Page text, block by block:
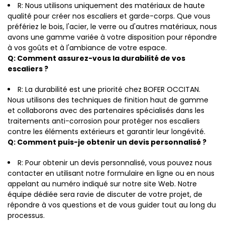
R: Nous utilisons uniquement des matériaux de haute
qualité pour créer nos escaliers et garde-corps. Que vous
préfériez le bois, l'acier, le verre ou d'autres matériaux, nous
avons une gamme variée à votre disposition pour répondre
à vos goûts et à l'ambiance de votre espace.
Q: Comment assurez-vous la durabilité de vos
escaliers ?
R: La durabilité est une priorité chez BOFER OCCITAN.
Nous utilisons des techniques de finition haut de gamme
et collaborons avec des partenaires spécialisés dans les
traitements anti-corrosion pour protéger nos escaliers
contre les éléments extérieurs et garantir leur longévité.
Q: Comment puis-je obtenir un devis personnalisé ?
R: Pour obtenir un devis personnalisé, vous pouvez nous
contacter en utilisant notre formulaire en ligne ou en nous
appelant au numéro indiqué sur notre site Web. Notre
équipe dédiée sera ravie de discuter de votre projet, de
répondre à vos questions et de vous guider tout au long du
processus.